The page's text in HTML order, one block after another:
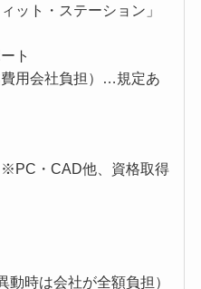
ット・ステーション」
ト
用会社負担）…規定あ
・CAD他、資格取得
時は会社が全額負担）